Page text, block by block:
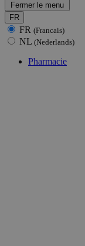
Fermer le menu
FR
FR (Francais)
NL (Nederlands)
Pharmacie